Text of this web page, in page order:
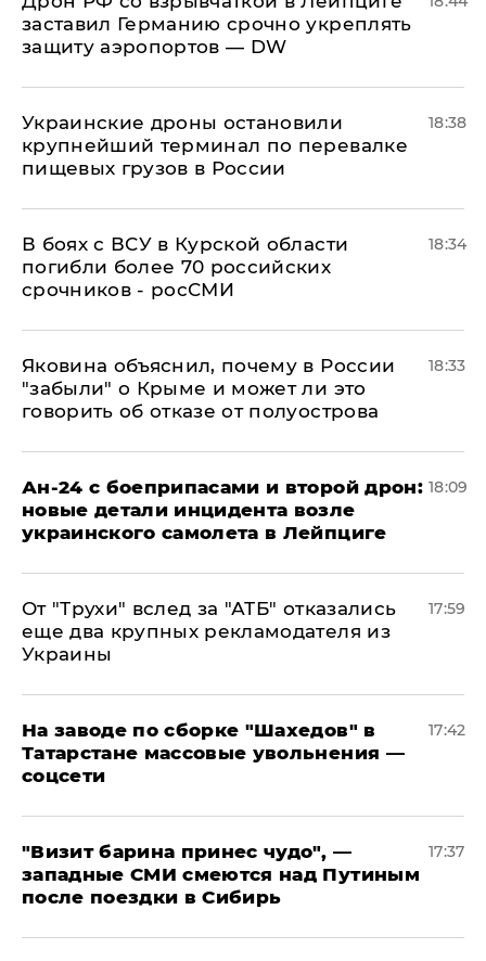
заставил Германию срочно укреплять
защиту аэропортов — DW
Украинские дроны остановили
крупнейший терминал по перевалке
пищевых грузов в России
18:38
В боях с ВСУ в Курской области
погибли более 70 российских
срочников - росСМИ
18:34
Яковина объяснил, почему в России
"забыли" о Крыме и может ли это
говорить об отказе от полуострова
18:33
Ан-24 с боеприпасами и второй дрон:
новые детали инцидента возле
украинского самолета в Лейпциге
18:09
От "Трухи" вслед за "АТБ" отказались
еще два крупных рекламодателя из
Украины
17:59
На заводе по сборке "Шахедов" в
Татарстане массовые увольнения —
соцсети
17:42
"Визит барина принес чудо", —
западные СМИ смеются над Путиным
после поездки в Сибирь
17:37